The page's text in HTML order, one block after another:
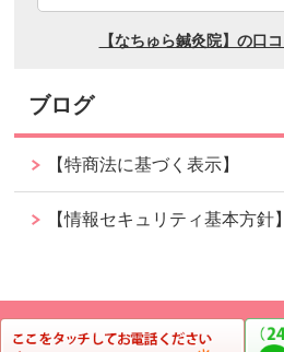
ブログ
【特商法に基づく表示】
【情報セキュリティ基本方針】